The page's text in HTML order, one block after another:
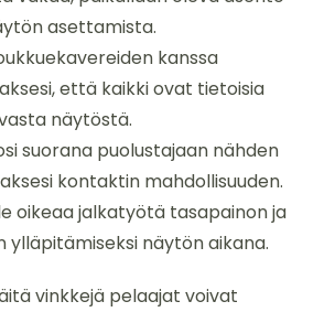
asettamista.
kanssa
että kaikki ovat tietoisia
näytöstä.
suorana puolustajaan nähden
kontaktin mahdollisuuden.
oikeaa jalkatyötä tasapainon ja
ylläpitämiseksi näytön aikana.
vinkkejä pelaajat voivat